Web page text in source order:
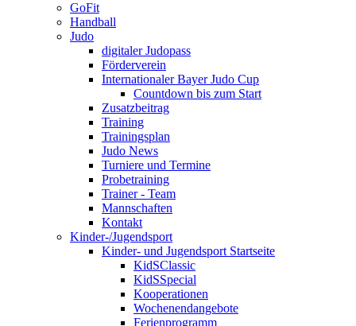
GoFit
Handball
Judo
digitaler Judopass
Förderverein
Internationaler Bayer Judo Cup
Countdown bis zum Start
Zusatzbeitrag
Training
Trainingsplan
Judo News
Turniere und Termine
Probetraining
Trainer - Team
Mannschaften
Kontakt
Kinder-/Jugendsport
Kinder- und Jugendsport Startseite
KidSClassic
KidSSpecial
Kooperationen
Wochenendangebote
Ferienprogramm